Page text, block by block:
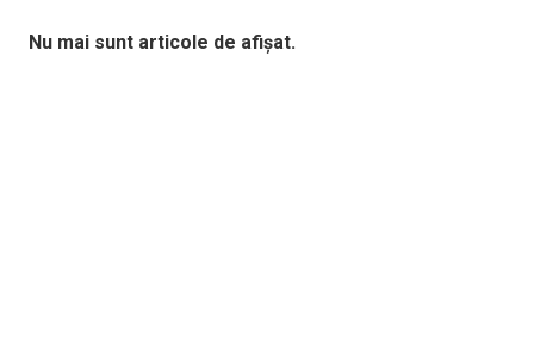
Nu mai sunt articole de afișat.